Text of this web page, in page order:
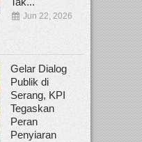
Jun 22, 2026
Gelar Dialog
Publik di
Serang, KPI
Tegaskan
Peran
Penyiaran